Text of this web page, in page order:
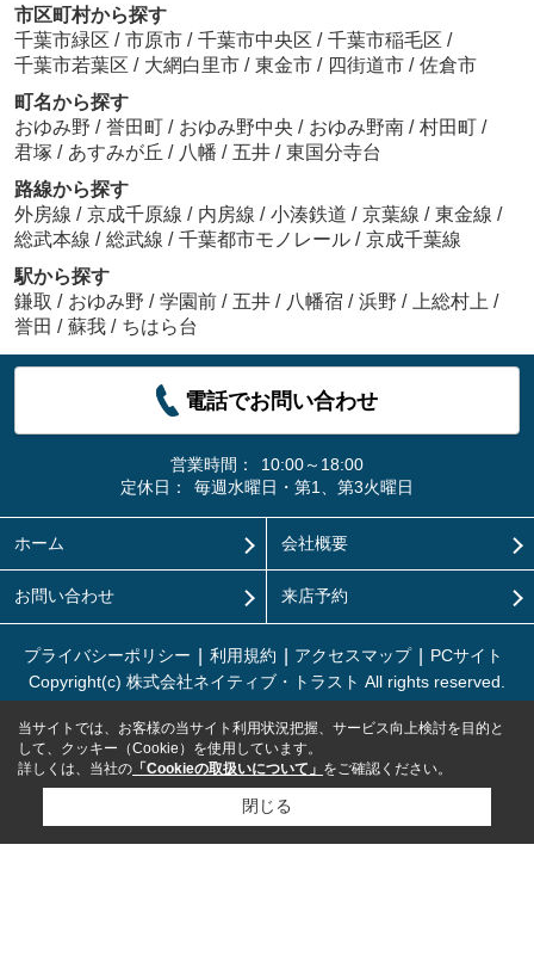
市区町村から探す
千葉市緑区 / 市原市 / 千葉市中央区 / 千葉市稲毛区 /
千葉市若葉区 / 大網白里市 / 東金市 / 四街道市 / 佐倉市
町名から探す
おゆみ野 / 誉田町 / おゆみ野中央 / おゆみ野南 / 村田町 /
君塚 / あすみが丘 / 八幡 / 五井 / 東国分寺台
路線から探す
外房線 / 京成千原線 / 内房線 / 小湊鉄道 / 京葉線 / 東金線 /
総武本線 / 総武線 / 千葉都市モノレール / 京成千葉線
駅から探す
鎌取 / おゆみ野 / 学園前 / 五井 / 八幡宿 / 浜野 / 上総村上 /
誉田 / 蘇我 / ちはら台
電話でお問い合わせ
営業時間：
10:00～18:00
定休日：
毎週水曜日・第1、第3火曜日
ホーム 会社概要
お問い合わせ 来店予約
プライバシーポリシー 利用規約 アクセスマップ
PCサイト
Copyright(c) 株式会社ネイティブ・トラスト All rights reserved.
当サイトでは、お客様の当サイト利用状況把握、サービス向上検討を目的と
して、クッキー（Cookie）を使用しています。
詳しくは、当社の 「Cookieの取扱いについて」 をご確認ください。
閉じる